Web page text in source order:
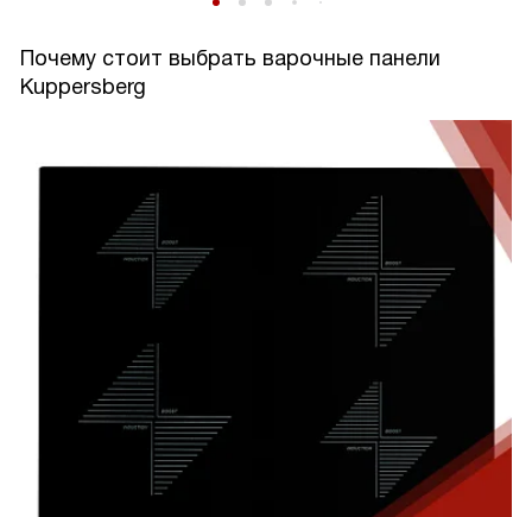
Почему стоит выбрать варочные панели
Kuppersberg